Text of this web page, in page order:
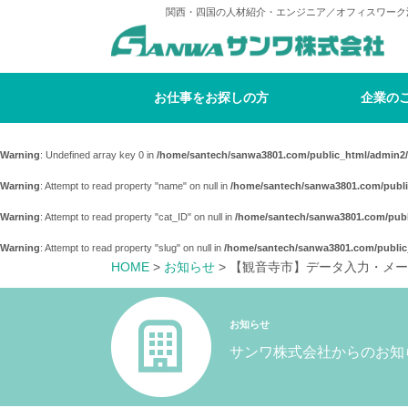
関西・四国の人材紹介・エンジニア／オフィスワー
お仕事をお探しの方 企業の
Warning: Undefined array key 0 in /home/santech/sanwa3801.com/public_html/
Warning: Attempt to read property "name" on null in /home/santech/sanwa3801.com/
Warning: Attempt to read property "cat_ID" on null in /home/santech/sanwa3801.com/
Warning: Attempt to read property "slug" on null in /home/santech/sanwa3801.com/
HOME > お知らせ > 【観音寺市】データ入力・メ
お知らせ
サンワ株式会社からのお